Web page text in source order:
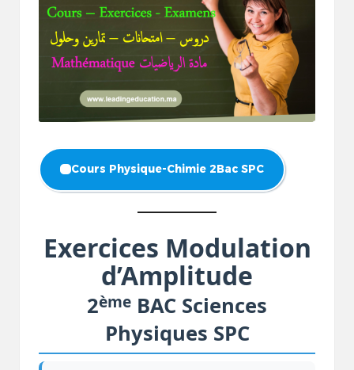
Cours Physique-Chimie 2Bac SPC
Exercices Modulation
d’Amplitude
2ème BAC Sciences
Physiques SPC